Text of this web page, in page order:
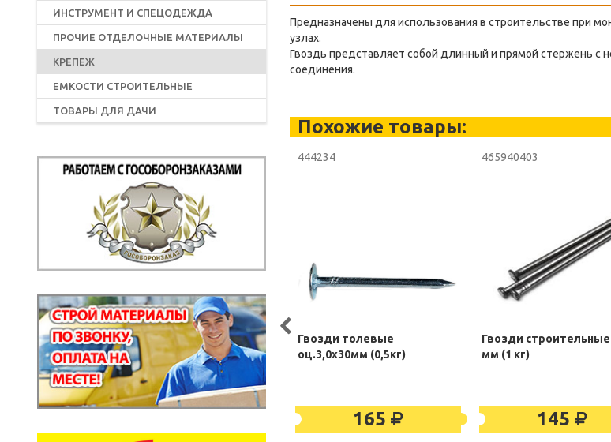
ИНСТРУМЕНТ И СПЕЦОДЕЖДА
ПРОЧИЕ ОТДЕЛОЧНЫЕ МАТЕРИАЛЫ
КРЕПЕЖ
ЕМКОСТИ СТРОИТЕЛЬНЫЕ
ТОВАРЫ ДЛЯ ДАЧИ
Предназначены для использования в строительстве при
узлах.
Гвоздь представляет собой длинный и прямой стержень с
соединения.
Похожие товары:
444234
Гвозди толевые
оц.3,0х30мм (0,5кг)
165
465940403
Гвозди строительные
мм (1 кг)
145